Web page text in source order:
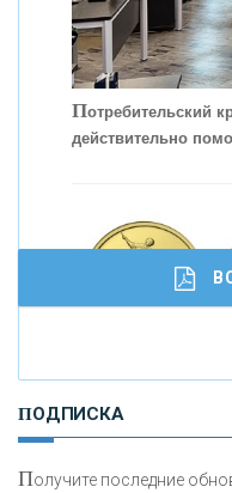
Потребительский
действительно
И
сохранения и
ПОДПИСКА
Получите последние